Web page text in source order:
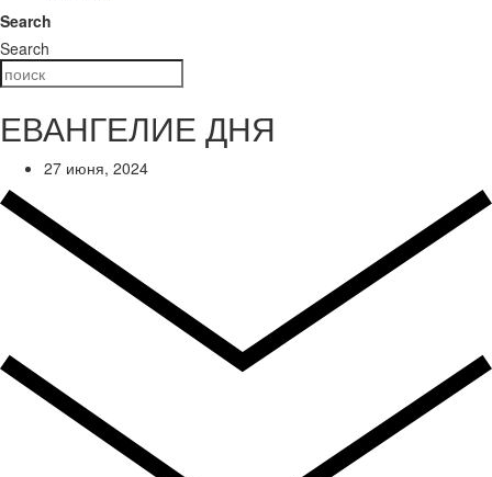
Search
Search
ЕВАНГЕЛИЕ ДНЯ
27 июня, 2024